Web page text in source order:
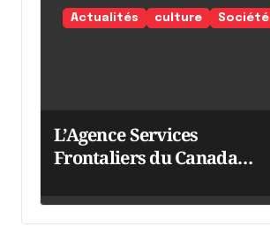
Actualités culture Société
L’Agence Services
Frontaliers du Canada